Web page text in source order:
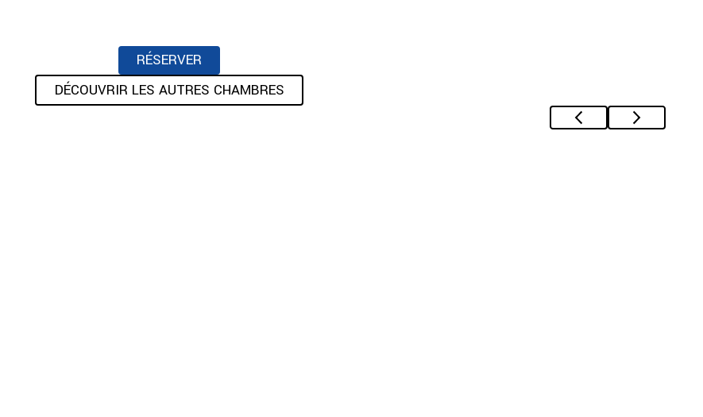
RÉSERVER
DÉCOUVRIR LES AUTRES CHAMBRES